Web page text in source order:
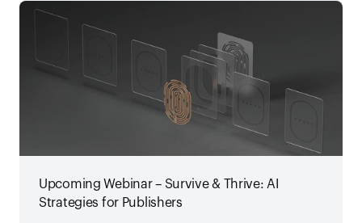
Upcoming Webinar – Survive & Thrive: AI
Strategies for Publishers